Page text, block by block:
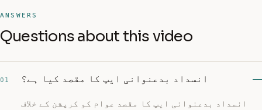
ANSWERS
Questions about this video
01 انسداد بدعنوانی ایپ کا مقصد کیا ہے؟
انسداد بدعنوانی ایپ کا مقصد عوام کو کرپشن کے خلاف